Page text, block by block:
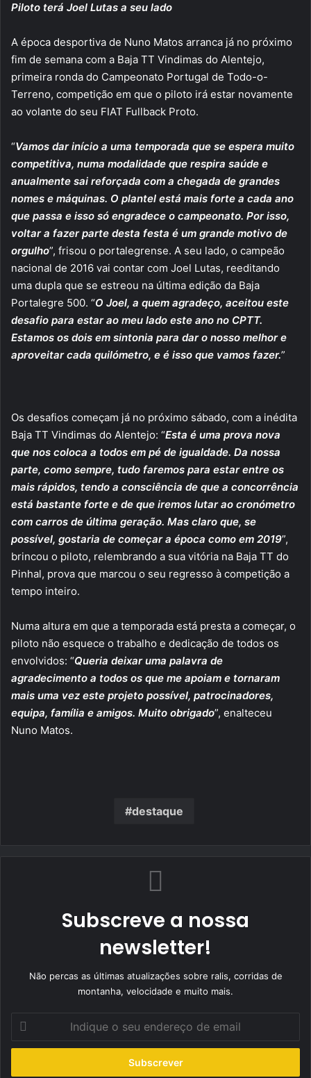
Piloto terá Joel Lutas a seu lado
A época desportiva de Nuno Matos arranca já no próximo
fim de semana com a Baja TT Vindimas do Alentejo,
primeira ronda do Campeonato Portugal de Todo-o-
Terreno, competição em que o piloto irá estar novamente
ao volante do seu FIAT Fullback Proto.
“Vamos dar início a uma temporada que se espera muito
competitiva, numa modalidade que respira saúde e
anualmente sai reforçada com a chegada de grandes
nomes e máquinas. O plantel está mais forte a cada ano
que passa e isso só engradece o campeonato. Por isso,
voltar a fazer parte desta festa é um grande motivo de
orgulho”, frisou o portalegrense. A seu lado, o campeão
nacional de 2016 vai contar com Joel Lutas, reeditando
uma dupla que se estreou na última edição da Baja
Portalegre 500. “O Joel, a quem agradeço, aceitou este
desafio para estar ao meu lado este ano no CPTT.
Estamos os dois em sintonia para dar o nosso melhor e
aproveitar cada quilómetro, e é isso que vamos fazer.”
Os desafios começam já no próximo sábado, com a inédita
Baja TT Vindimas do Alentejo: “Esta é uma prova nova
que nos coloca a todos em pé de igualdade. Da nossa
parte, como sempre, tudo faremos para estar entre os
mais rápidos, tendo a consciência de que a concorrência
está bastante forte e de que iremos lutar ao cronómetro
com carros de última geração. Mas claro que, se
possível, gostaria de começar a época como em 2019”,
brincou o piloto, relembrando a sua vitória na Baja TT do
Pinhal, prova que marcou o seu regresso à competição a
tempo inteiro.
Numa altura em que a temporada está presta a começar, o
piloto não esquece o trabalho e dedicação de todos os
envolvidos: “Queria deixar uma palavra de
agradecimento a todos os que me apoiam e tornaram
mais uma vez este projeto possível, patrocinadores,
equipa, família e amigos. Muito obrigado”, enalteceu
Nuno Matos.
destaque
Subscreve a nossa
newsletter!
Não percas as últimas atualizações sobre ralis, corridas de
montanha, velocidade e muito mais.
seu